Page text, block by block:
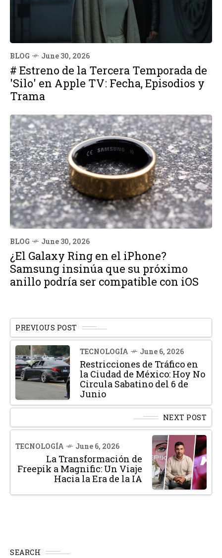
BLOG June 30, 2026
# Estreno de la Tercera Temporada de
'Silo' en Apple TV: Fecha, Episodios y
Trama
BLOG June 30, 2026
¿El Galaxy Ring en el iPhone?
Samsung insinúa que su próximo
anillo podría ser compatible con iOS
PREVIOUS POST
TECNOLOGÍA June 6, 2026
Restricciones de Tráfico en
la Ciudad de México: Hoy No
Circula Sabatino del 6 de
Junio
NEXT POST
TECNOLOGÍA June 6, 2026
La Transformación de
Freepik a Magnific: Un Viaje
Hacia la Era de la IA
SEARCH